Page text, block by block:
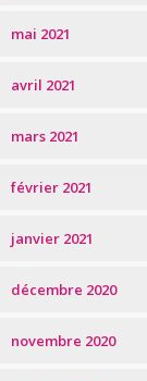
mai 2021
avril 2021
mars 2021
février 2021
janvier 2021
décembre 2020
novembre 2020